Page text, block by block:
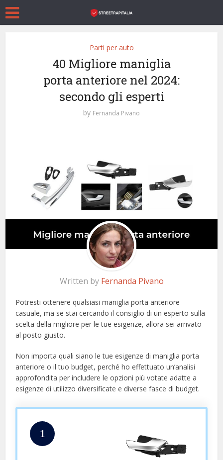
Parti per auto
40 Migliore maniglia
porta anteriore nel 2024:
secondo gli esperti
by Fernanda Pivano
Written by Fernanda Pivano
Potresti ottenere qualsiasi maniglia porta anteriore
casuale, ma se stai cercando il consiglio di un esperto sulla
scelta della migliore per le tue esigenze, allora sei arrivato
al posto giusto.
Non importa quali siano le tue esigenze di maniglia porta
anteriore o il tuo budget, perché ho effettuato un’analisi
approfondita per includere le opzioni più votate adatte a
esigenze di utilizzo diversificate e diverse fasce di budget.
1